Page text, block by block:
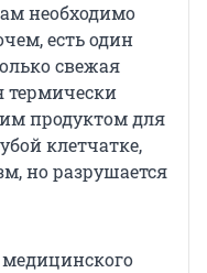
необходимо
есть один
свежая
термически
продуктом для
клетчатке,
но разрушается